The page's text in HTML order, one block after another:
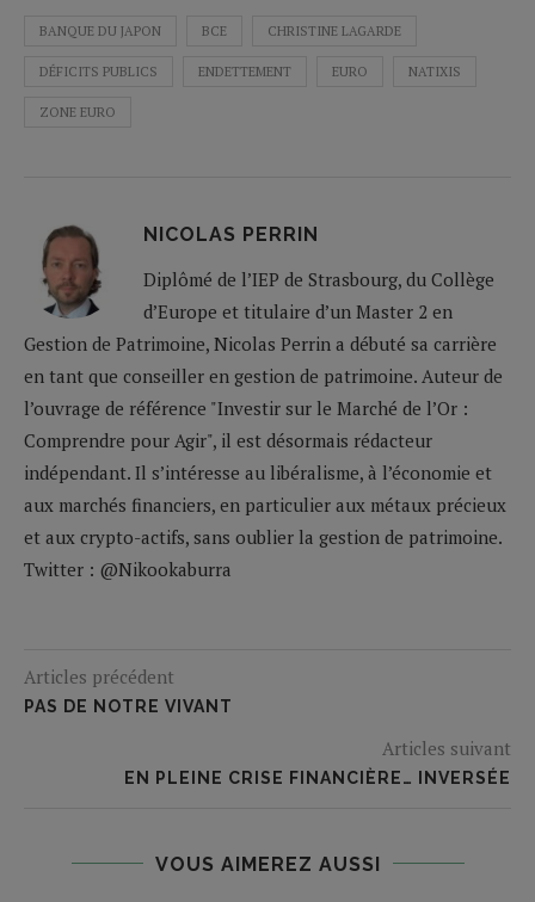
BANQUE DU JAPON BCE CHRISTINE LAGARDE
DÉFICITS PUBLICS ENDETTEMENT EURO NATIXIS
ZONE EURO
NICOLAS PERRIN
Diplômé de l’IEP de Strasbourg, du Collège
d’Europe et titulaire d’un Master 2 en
Gestion de Patrimoine, Nicolas Perrin a débuté sa carrière
en tant que conseiller en gestion de patrimoine. Auteur de
l’ouvrage de référence "Investir sur le Marché de l’Or :
Comprendre pour Agir", il est désormais rédacteur
indépendant. Il s’intéresse au libéralisme, à l’économie et
aux marchés financiers, en particulier aux métaux précieux
et aux crypto-actifs, sans oublier la gestion de patrimoine.
Twitter : @Nikookaburra
Articles précédent
PAS DE NOTRE VIVANT
Articles suivant
EN PLEINE CRISE FINANCIÈRE… INVERSÉE
VOUS AIMEREZ AUSSI